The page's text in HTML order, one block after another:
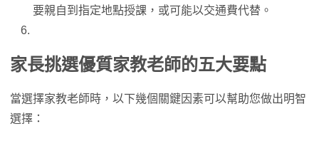
要親自到指定地點授課，或可能以交通費代替。
家長挑選優質家教老師的五大要點
當選擇家教老師時，以下幾個關鍵因素可以幫助您做出明智
選擇：